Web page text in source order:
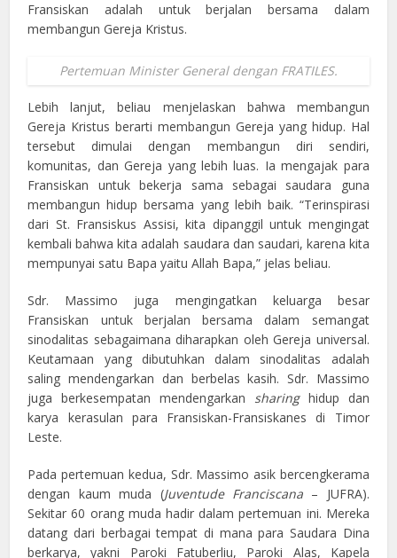
Fransiskan adalah untuk berjalan bersama dalam
membangun Gereja Kristus.
Pertemuan Minister General dengan FRATILES.
Lebih lanjut, beliau menjelaskan bahwa membangun
Gereja Kristus berarti membangun Gereja yang hidup. Hal
tersebut dimulai dengan membangun diri sendiri,
komunitas, dan Gereja yang lebih luas. Ia mengajak para
Fransiskan untuk bekerja sama sebagai saudara guna
membangun hidup bersama yang lebih baik. “Terinspirasi
dari St. Fransiskus Assisi, kita dipanggil untuk mengingat
kembali bahwa kita adalah saudara dan saudari, karena kita
mempunyai satu Bapa yaitu Allah Bapa,” jelas beliau.
Sdr. Massimo juga mengingatkan keluarga besar
Fransiskan untuk berjalan bersama dalam semangat
sinodalitas sebagaimana diharapkan oleh Gereja universal.
Keutamaan yang dibutuhkan dalam sinodalitas adalah
saling mendengarkan dan berbelas kasih. Sdr. Massimo
juga berkesempatan mendengarkan sharing hidup dan
karya kerasulan para Fransiskan-Fransiskanes di Timor
Leste.
Pada pertemuan kedua, Sdr. Massimo asik bercengkerama
dengan kaum muda (Juventude Franciscana– JUFRA).
Sekitar 60 orang muda hadir dalam pertemuan ini. Mereka
datang dari berbagai tempat di mana para Saudara Dina
berkarya, yakni Paroki Fatuberliu, Paroki Alas, Kapela